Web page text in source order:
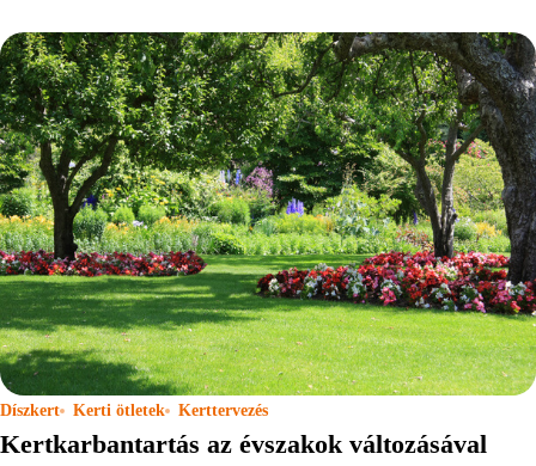
Díszkert Kerti ötletek Kerttervezés
Kertkarbantartás az évszakok változásával